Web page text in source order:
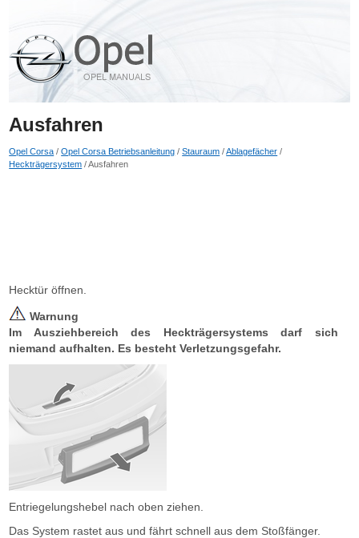
Ausfahren
Opel Corsa /Opel Corsa Betriebsanleitung /Stauraum /Ablagefächer /
Heckträgersystem / Ausfahren
Hecktür öffnen.
Warnung
Im Ausziehbereich des Heckträgersystems darf sich
niemand aufhalten. Es besteht Verletzungsgefahr.
Entriegelungshebel nach oben ziehen.
Das System rastet aus und fährt schnell aus dem Stoßfänger.